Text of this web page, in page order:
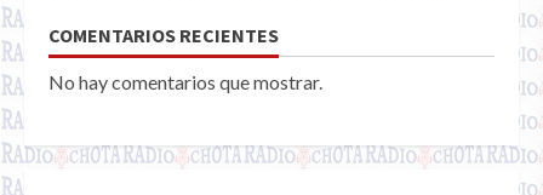
COMENTARIOS RECIENTES
No hay comentarios que mostrar.